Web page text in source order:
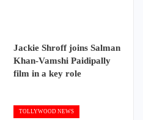
Jackie Shroff joins Salman
Khan-Vamshi Paidipally
film in a key role
TOLLYWOOD NEWS